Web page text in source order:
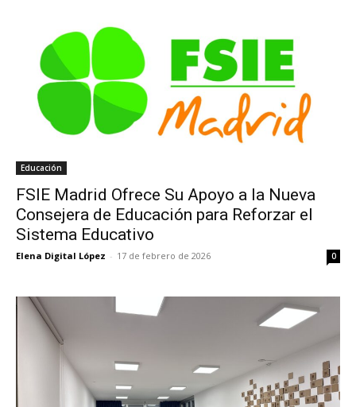
Educación
FSIE Madrid Ofrece Su Apoyo a la Nueva
Consejera de Educación para Reforzar el
Sistema Educativo
Elena Digital López - 17 de febrero de 2026 0